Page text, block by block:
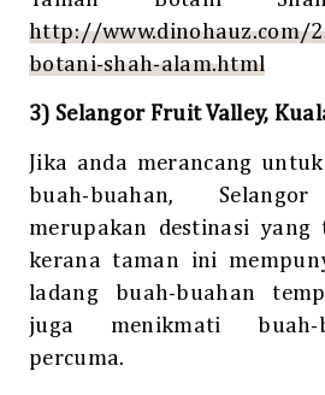
http://www.dinohauz.com/
botani-shah-alam.html
3) Selangor Fruit Valley,
Jika anda merancang
buah-buahan,
merupakan destinasi
kerana taman ini
ladang buah-buahan
juga menikmati buah-
percuma.